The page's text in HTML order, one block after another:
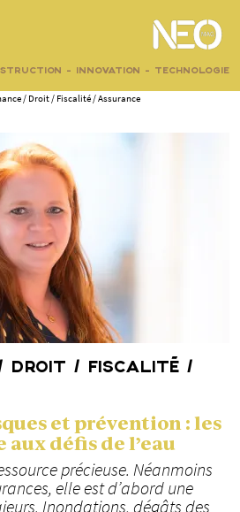
- INNOVATION - TECHNOLOGIE
/ Droit / Fiscalité / Assurance
DROIT / FISCALITÉ /
et prévention : les
aux défis de l’eau
précieuse. Néanmoins
elle est d’abord une
Inondations, dégâts des